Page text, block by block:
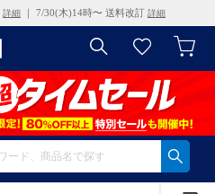
詳細 ｜ 7/30(木)14時〜 送料改訂 詳細